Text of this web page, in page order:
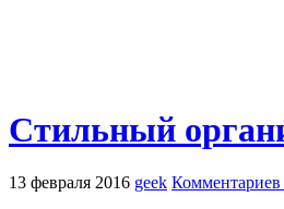
Стильный
13 февраля 2016 geek Комментариев